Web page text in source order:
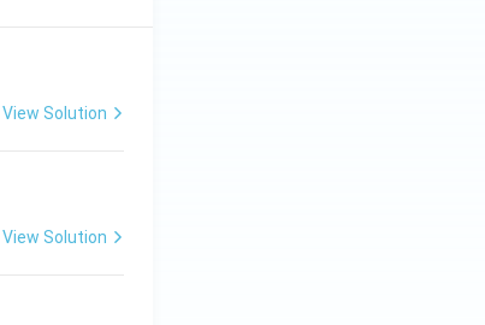
View Solution
View Solution